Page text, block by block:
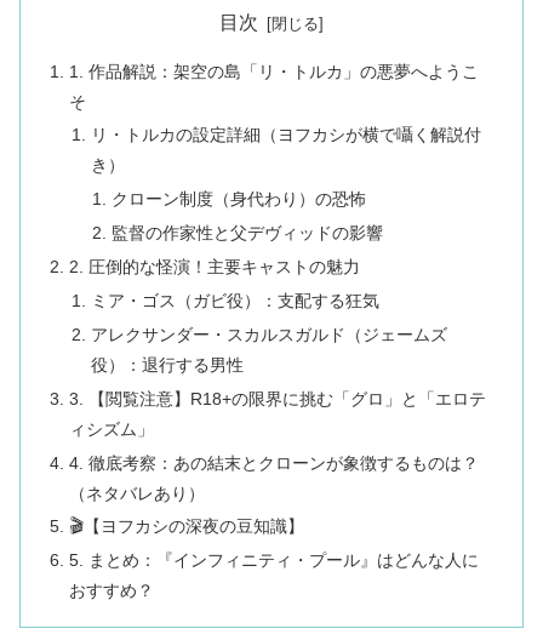
目次
1. 作品解説：架空の島「リ・トルカ」の悪夢へようこ
そ
リ・トルカの設定詳細（ヨフカシが横で囁く解説付
き）
クローン制度（身代わり）の恐怖
監督の作家性と父デヴィッドの影響
2. 圧倒的な怪演！主要キャストの魅力
ミア・ゴス（ガビ役）：支配する狂気
アレクサンダー・スカルスガルド（ジェームズ
役）：退行する男性
3. 【閲覧注意】R18+の限界に挑む「グロ」と「エロテ
ィシズム」
4. 徹底考察：あの結末とクローンが象徴するものは？
（ネタバレあり）
🎬【ヨフカシの深夜の豆知識】
5. まとめ：『インフィニティ・プール』はどんな人に
おすすめ？